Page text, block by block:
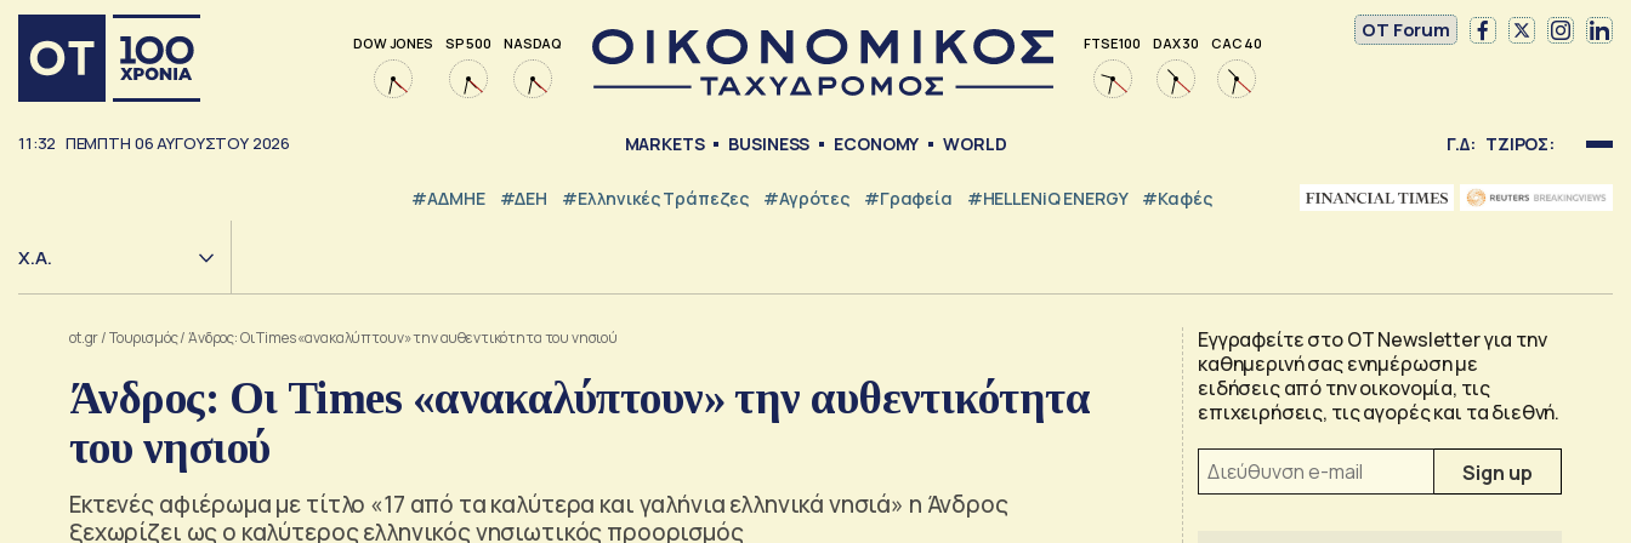
DOW JONES SP 500 NASDAQ FTSE 100 DAX 30 CAC 40
OT Forum
11:32 ΠΕΜΠΤΗ 06ΑΥΓΟΥΣΤΟΥ 2026 MARKETS BUSINESS ECONOMY WORLD Γ.Δ: ΤΖΙΡΟΣ:
#ΑΔΜΗΕ #ΔΕΗ #ελληνικές Τράπεζες #Αγρότες #Γραφεία #HELLENiQ ENERGY #καφές
Χ.Α.
ot.gr/Τουρισμός/Άνδρος: Οι Times «ανακαλύπτουν» την αυθεντικότητα του νησιού
Άνδρος: Οι Times «ανακαλύπτουν» την αυθεντικότητα
του νησιού
Εκτενές αφιέρωμα με τίτλο «17 από τα καλύτερα και γαλήνια ελληνικά νησιά» η Άνδρος
ξεχωρίζει ως ο καλύτερος ελληνικός νησιωτικός προορισμός
Εγγραφείτε στο OT Newsletter για την
καθημερινή σας ενημέρωση με
ειδήσεις από την οικονομία, τις
επιχειρήσεις, τις αγορές και τα διεθνή.